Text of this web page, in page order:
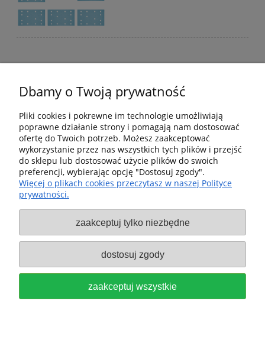
PROSTOKĄT 80x133, GRADACJA
P120, SZTUK 10 FESTOOL 497129
20,00 zł
do koszyka
Systainer na papiery ścierne
Granat 80X133 Papiery ścierne
Dbamy o Twoją prywatność
Pliki cookies i pokrewne im technologie umożliwiają
poprawne działanie strony i pomagają nam dostosować
ofertę do Twoich potrzeb. Możesz zaakceptować
wykorzystanie przez nas wszystkich tych plików i przejść
do sklepu lub dostosować użycie plików do swoich
preferencji, wybierając opcję "Dostosuj zgody".
Więcej o plikach cookies przeczytasz w naszej Polityce
prywatności.
zaakceptuj tylko niezbędne
dostosuj zgody
zaakceptuj wszystkie